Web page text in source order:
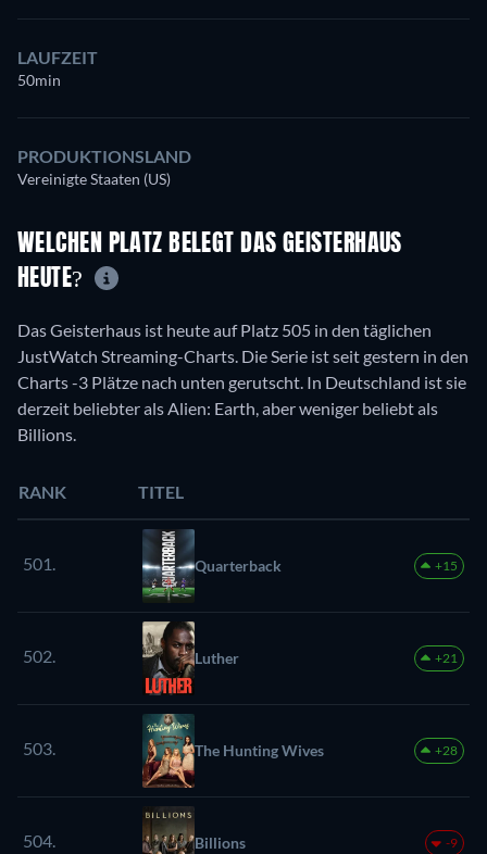
LAUFZEIT
50min
PRODUKTIONSLAND
Vereinigte Staaten (US)
WELCHEN PLATZ BELEGT DAS GEISTERHAUS
HEUTE?
Das Geisterhaus ist heute auf Platz 505 in den täglichen
JustWatch Streaming-Charts. Die Serie ist seit gestern in den
Charts -3 Plätze nach unten gerutscht. In Deutschland ist sie
derzeit beliebter als Alien: Earth, aber weniger beliebt als
Billions.
RANK TITEL
501. Quarterback +15
502. Luther +21
503. The Hunting Wives +28
504. Billions -9